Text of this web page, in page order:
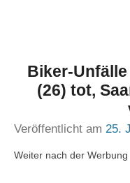
Biker-
(26) tot,
Veröffentlicht am 25.
Weiter nach der Werbung